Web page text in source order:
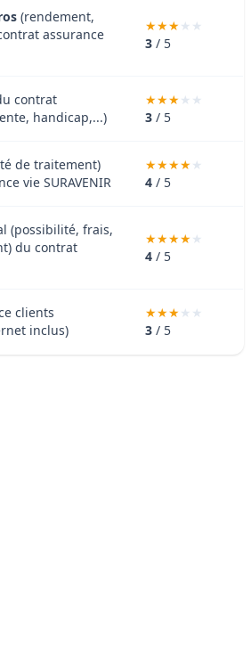
(rendement,
assurance
3 / 5
contrat
handicap,...) 3 / 5
de traitement)
vie SURAVENIR
4 / 5
(possibilité, frais,
du contrat
4 / 5
clients
inclus) 3 / 5